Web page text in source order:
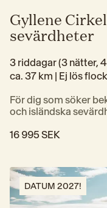
Gyllene
sevärdheter
3 riddagar (3 nätter,
ca. 37 km | Ej lös flock
För dig som söker
och isländska
16 995 SEK
DATUM 2027!